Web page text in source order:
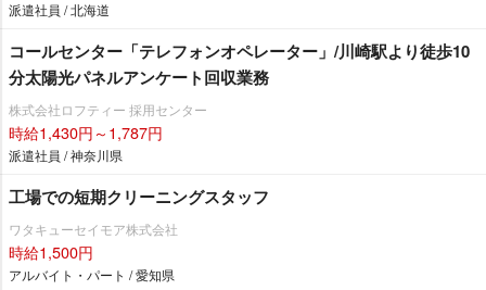
派遣社員 / 北海道
コールセンター「テレフォンオペレーター」/川崎駅より徒歩10
分太陽光パネルアンケート回収業務
株式会社ロフティー 採用センター
時給1,430円～1,787円
派遣社員 / 神奈川県
工場での短期クリーニングスタッフ
ワタキューセイモア株式会社
時給1,500円
アルバイト・パート / 愛知県